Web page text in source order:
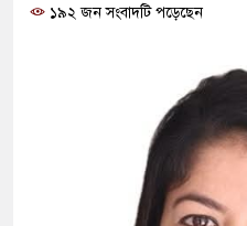
১৯২ জন সংবাদটি পড়েছেন